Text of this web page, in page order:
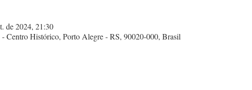
de 2024, 21:30
Centro Histórico, Porto Alegre - RS, 90020-000, Brasil